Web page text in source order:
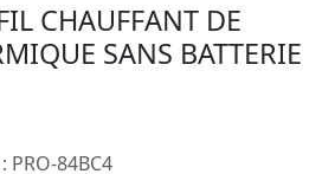
CHAUFFANT DE
SANS BATTERIE
84BC4